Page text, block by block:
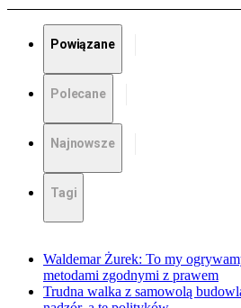
Powiązane
Polecane
Najnowsze
Tagi
Waldemar Żurek: To my
metodami zgodnymi z prawem
Trudna walka z samowolą